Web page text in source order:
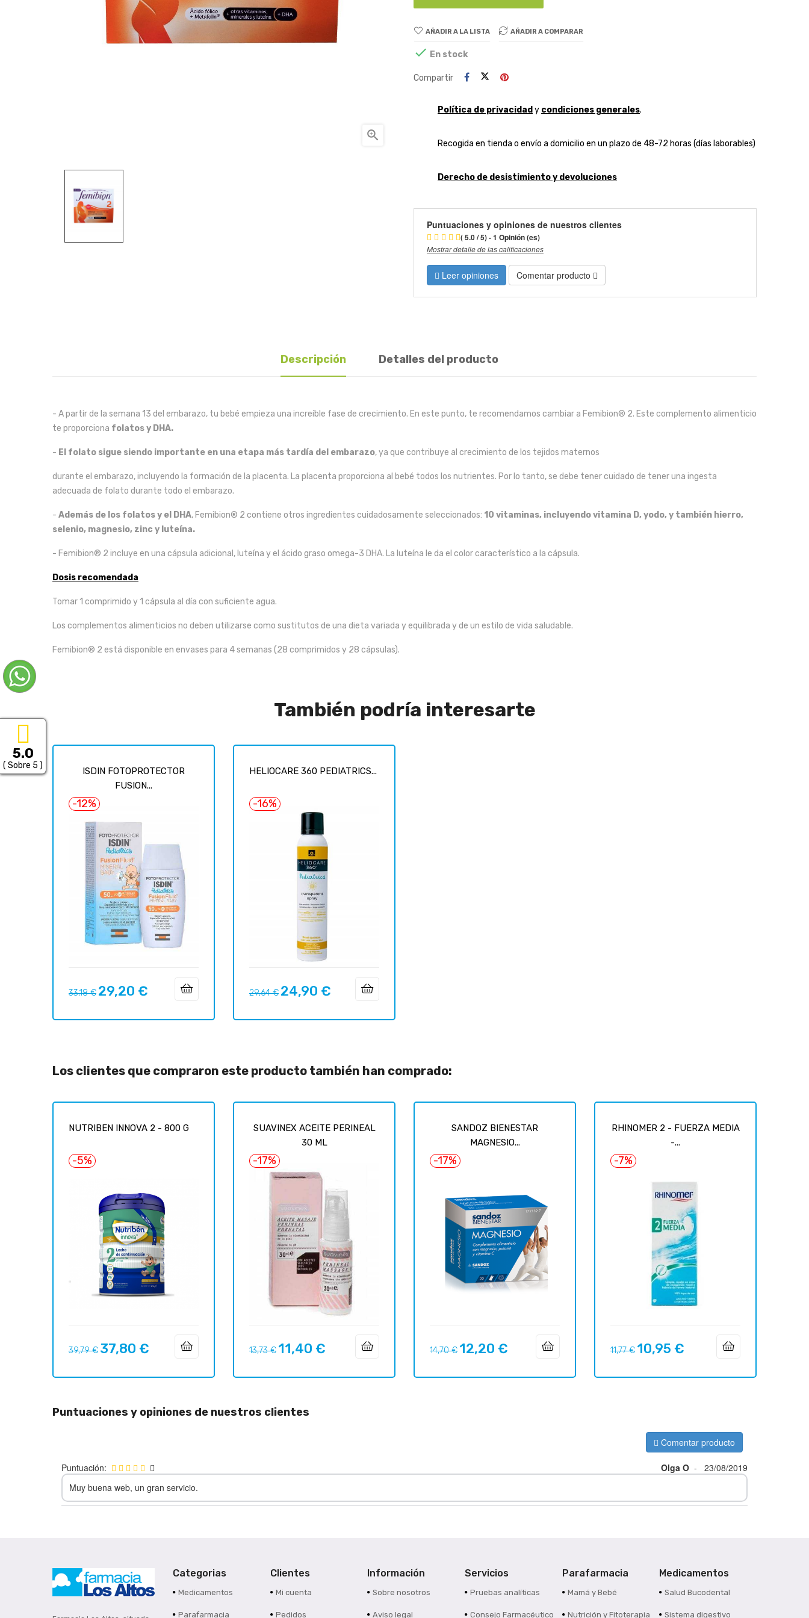

AÑADIR A LA LISTA AÑADIR A COMPARAR
 En stock
Compartir
Política de privacidad y condiciones generales.
Recogida en tienda o envío a domicilio en un plazo de 48-72 horas (días laborables)
Derecho de desistimiento y devoluciones
Puntuaciones y opiniones de nuestros clientes
( 5.0 / 5) - 1 Opinión (es)
Mostrar detalle de las calificaciones
Leer opiniones Comentar producto
Descripción Detalles del producto
- A partir de la semana 13 del embarazo, tu bebé empieza una increíble fase de crecimiento. En este punto, te recomendamos cambiar a Femibion® 2. Este complemento alimenticio
te proporciona folatos y DHA.
- El folato sigue siendo importante en una etapa más tardía del embarazo, ya que contribuye al crecimiento de los tejidos maternos
durante el embarazo, incluyendo la formación de la placenta. La placenta proporciona al bebé todos los nutrientes. Por lo tanto, se debe tener cuidado de tener una ingesta
adecuada de folato durante todo el embarazo.
- Además de los folatos y el DHA, Femibion® 2 contiene otros ingredientes cuidadosamente seleccionados: 10 vitaminas, incluyendo vitamina D, yodo, y también hierro,
selenio, magnesio, zinc y luteína.
- Femibion® 2 incluye en una cápsula adicional, luteína y el ácido graso omega-3 DHA. La luteína le da el color característico a la cápsula.
Dosis recomendada
Tomar 1 comprimido y 1 cápsula al día con suficiente agua.
Los complementos alimenticios no deben utilizarse como sustitutos de una dieta variada y equilibrada y de un estilo de vida saludable.
Femibion® 2 está disponible en envases para 4 semanas (28 comprimidos y 28 cápsulas).
También podría interesarte
ISDIN FOTOPROTECTOR
FUSION...
-12%
Precio
33,18 € Precio
29,20 €
HELIOCARE 360 PEDIATRICS...
-16%
Precio
29,64 € Precio
24,90 €
Los clientes que compraron este producto también han comprado:
NUTRIBEN INNOVA 2 - 800 G
-5%
Precio
39,79 € Precio
37,80 €
SUAVINEX ACEITE PERINEAL
30 ML
-17%
Precio
13,73 € Precio
11,40 €
SANDOZ BIENESTAR
MAGNESIO...
-17%
Precio
14,70 € Precio
12,20 €
RHINOMER 2 - FUERZA MEDIA
-...
-7%
Precio
11,77 € Precio
10,95 €
Puntuaciones y opiniones de nuestros clientes
Comentar producto
Puntuación: Olga O -
23/08/2019
Muy buena web, un gran servicio.
Categorias
Medicamentos
Parafarmacia
Clientes
Mi cuenta
Pedidos
Información
Sobre nosotros
Aviso legal
Servicios
Pruebas analíticas
Consejo Farmacéutico
Parafarmacia
Mamá y Bebé
Nutrición y Fitoterapia
Medicamentos
Salud Bucodental
Sistema digestivo
5.0
( Sobre 5 )